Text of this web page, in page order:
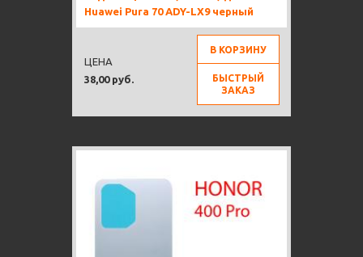
Huawei Pura 70 ADY-LX9 черный
38,00 руб.
ЦЕНА
В КОРЗИНУ
БЫСТРЫЙ
ЗАКАЗ